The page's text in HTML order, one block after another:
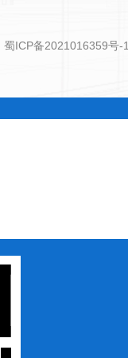
蜀ICP备2021016359号-1